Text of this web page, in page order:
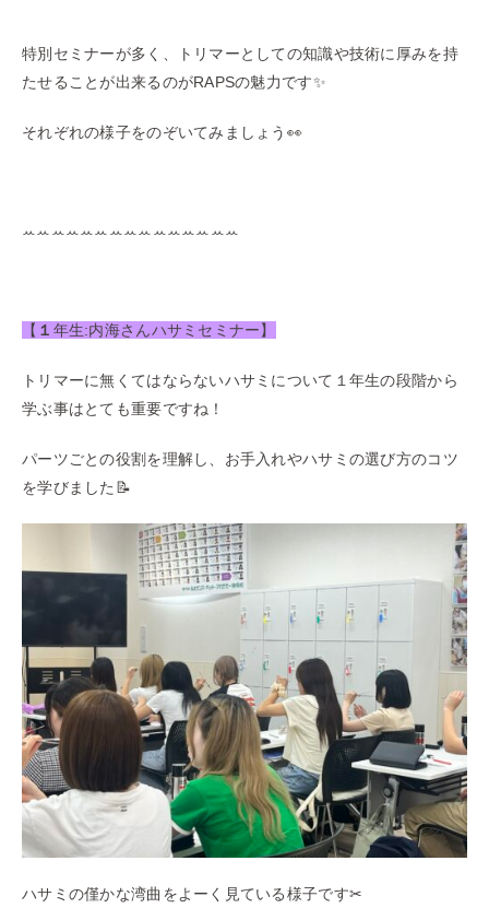
特別セミナーが多く、トリマーとしての知識や技術に厚みを持
たせることが出来るのがRAPSの魅力です✨
それぞれの様子をのぞいてみましょう👀
ꕀꕀꕀꕀꕀꕀꕀꕀꕀꕀꕀꕀꕀꕀꕀ
【 １ 年生:内海さんハサミセミナー】
トリマーに無くてはならないハサミについて１年生の段階から
学ぶ事はとても重要ですね！
パーツごとの役割を理解し、お手入れやハサミの選び方のコツ
を学びました📝
ハサミの僅かな湾曲をよーく見ている様子です✂